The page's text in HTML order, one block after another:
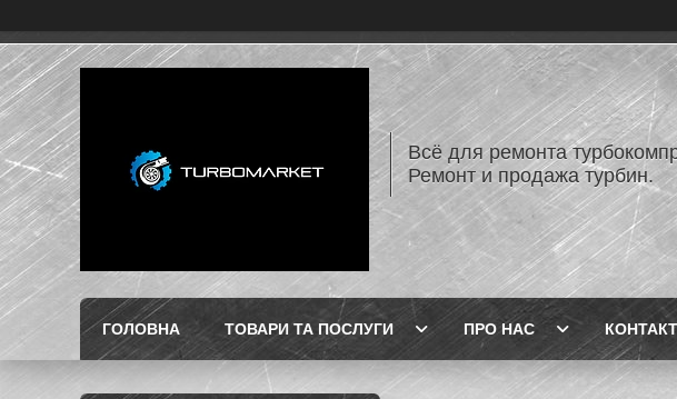
Всё для ремонта
Ремонт и продажа турбин.
ГОЛОВНА ТОВАРИ ТА ПОСЛУГИ ПРО НАС